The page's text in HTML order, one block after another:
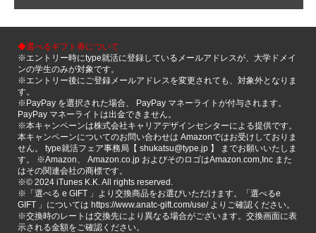
◆選べるギフト券について
※エントリー時にtype就活に登録しているメールアドレスが、大学ドメイ
ンの学生のみが対象です。
※エントリー後にご登録メールアドレスを変更されても、対象外となりま
す。
※PayPay を選択された場合、 PayPay マネーライトが付与されます。
PayPay マネーライトは出金できません。
※本キャンペーンは株式会社キャリアデザインセンターによる提供です。
本キャンペーンについてのお問い合わせは Amazonではお受けしておりま
せん。 type就活フェア事務局【 shukatsu@type.jp 】 までお願いいたしま
す。 ※Amazon、 Amazon.co.jp およびそのロゴはAmazon.com,Inc また
はその関連会社の商標です。
※©️ 2024 iTunes K.K. All rights reserved.
※「選べる e GIFT 」より交換商品をお選びいただけます。「選べるe
GIFT 」については https://www.anatc-gift.com/use/ よりご確認ください。
※交換時のレートは交換先により異なる場合がございます。交換画面に表
示される金額をご確認ください。